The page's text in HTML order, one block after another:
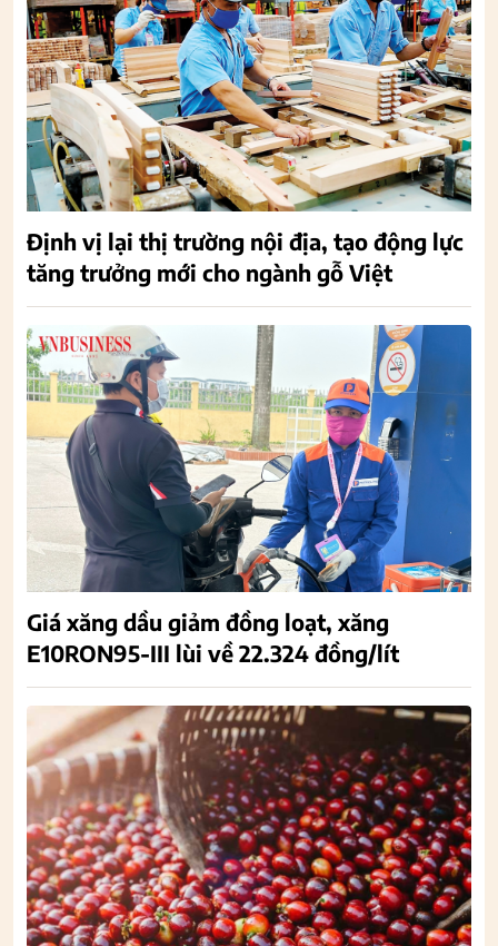
Định vị lại thị trường nội địa, tạo động lực
tăng trưởng mới cho ngành gỗ Việt
Giá xăng dầu giảm đồng loạt, xăng
E10RON95-III lùi về 22.324 đồng/lít